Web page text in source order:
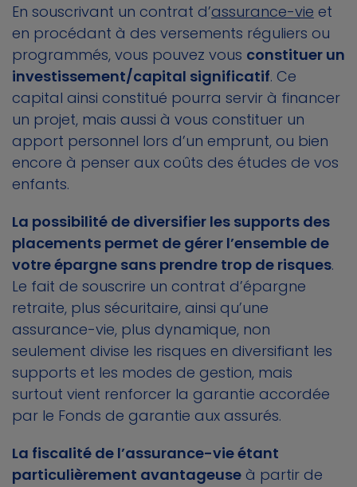
En souscrivant un contrat d’assurance-vie et
en procédant à des versements réguliers ou
programmés, vous pouvez vous constituer un
investissement/capital significatif. Ce
capital ainsi constitué pourra servir à financer
un projet, mais aussi à vous constituer un
apport personnel lors d’un emprunt, ou bien
encore à penser aux coûts des études de vos
enfants.
La possibilité de diversifier les supports des
placements permet de gérer l’ensemble de
votre épargne sans prendre trop de risques.
Le fait de souscrire un contrat d’épargne
retraite, plus sécuritaire, ainsi qu’une
assurance-vie, plus dynamique, non
seulement divise les risques en diversifiant les
supports et les modes de gestion, mais
surtout vient renforcer la garantie accordée
par le Fonds de garantie aux assurés.
La fiscalité de l’assurance-vie étant
particulièrement avantageuse à partir de